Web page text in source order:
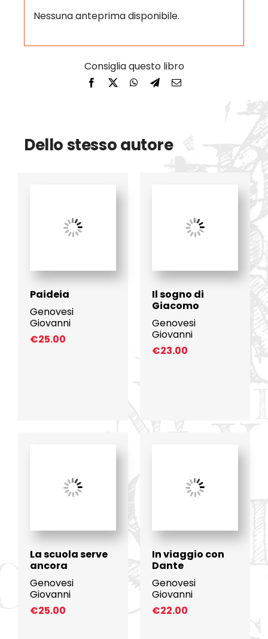
Nessuna anteprima disponibile.
Dello stesso autore
Paideia
Genovesi
Giovanni
€25.00
Il sogno di
Giacomo
Genovesi
Giovanni
€23.00
La scuola serve
ancora
Genovesi
Giovanni
€25.00
In viaggio con
Dante
Genovesi
Giovanni
€22.00